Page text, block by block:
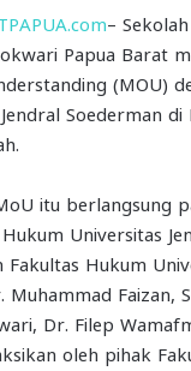
–
Papua Barat
(MOU)
Soederman di
itu berlangsung
Universitas
Hukum
Faizan,
Dr. Filep
oleh pihak